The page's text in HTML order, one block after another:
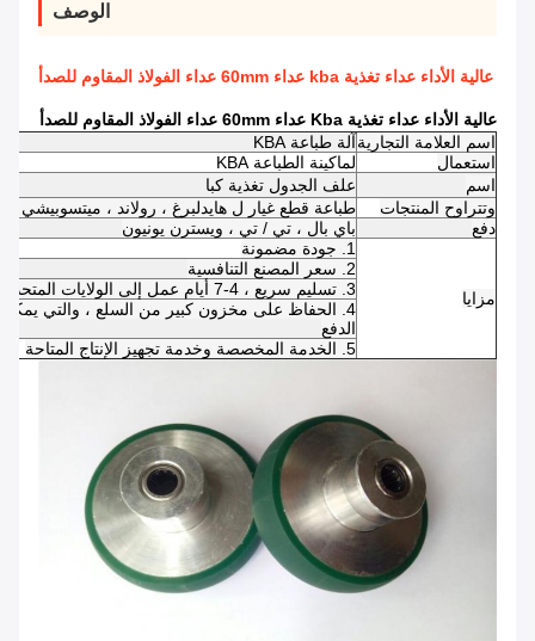
الوصف
عالية الأداء عداء تغذية kba عداء 60mm عداء الفولاذ المقاوم للصدأ
عالية الأداء عداء تغذية Kba عداء 60mm عداء الفولاذ المقاوم للصدأ
اسم العلامة التجاريةآلة طباعة KBA
استعمال
لماكينة الطباعة KBA
اسم
علف الجدول تغذية كبا
وتتراوح المنتجات
طباعة قطع غيار ل هايدلبرغ ، رولاند ، ميتسوبيشي
دفع
باي بال ، تي / تي ، ويسترن يونيون
مزايا
1. جودة مضمونة
2. سعر المصنع التنافسية
3. تسليم سريع ، 4-7 أيام عمل إلى الولايات المتحدة / المملكة المتحدة / الاتحاد الافريقي
الدفع
5. الخدمة المخصصة وخدمة تجهيز الإنتاج المتاحة